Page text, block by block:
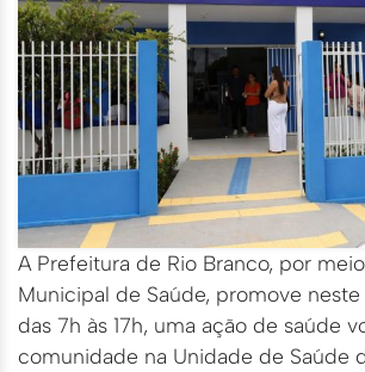
A Prefeitura de Rio Branco, por
Municipal de Saúde, promove
das 7h às 17h, uma ação de saúde
comunidade na Unidade de Saúde